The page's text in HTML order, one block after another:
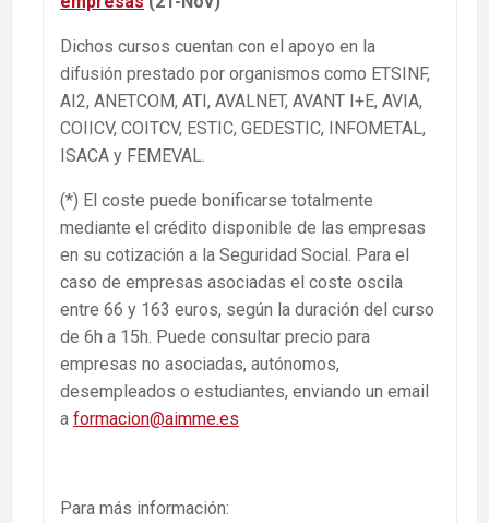
Dichos cursos cuentan con el apoyo en la
difusión prestado por organismos como ETSINF,
AI2, ANETCOM, ATI, AVALNET, AVANT I+E, AVIA,
COIICV, COITCV, ESTIC, GEDESTIC, INFOMETAL,
ISACA y FEMEVAL.
(*) El coste puede bonificarse totalmente
mediante el crédito disponible de las empresas
en su cotización a la Seguridad Social. Para el
caso de empresas asociadas el coste oscila
entre 66 y 163 euros, según la duración del curso
de 6h a 15h. Puede consultar precio para
empresas no asociadas, autónomos,
desempleados o estudiantes, enviando un email
a formacion@aimme.es
Para más información: